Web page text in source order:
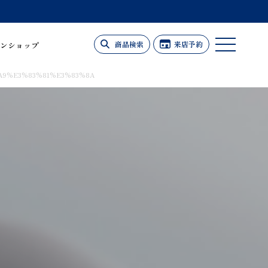
ショップ 商品検索 来店予約